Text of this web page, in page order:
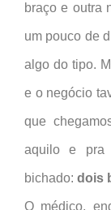
braço e outra
um pouco de
algo do tipo.
e o negócio
que
aquilo e pra
bichado: dois
O médico,